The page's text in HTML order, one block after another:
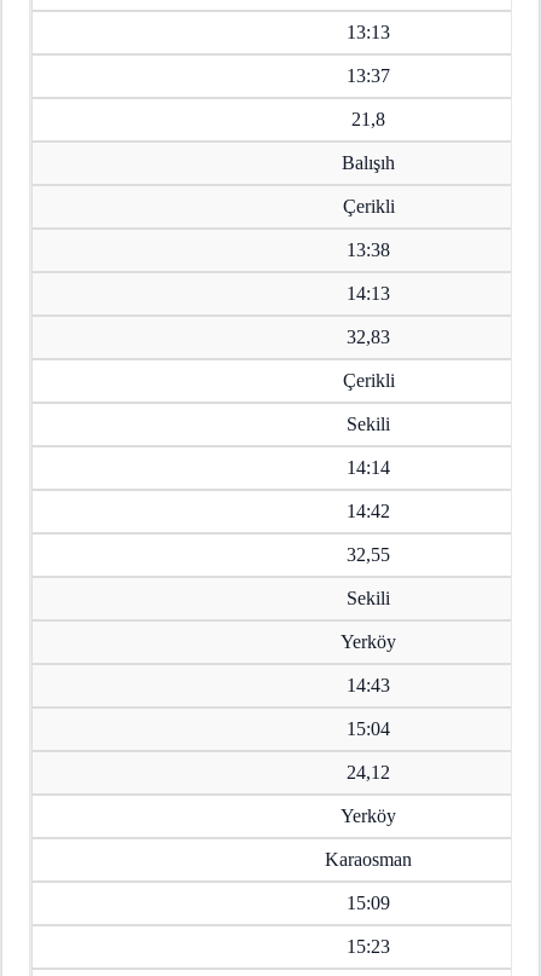
13:13
13:37
21,8
Balışıh
Çerikli
13:38
14:13
32,83
Çerikli
Sekili
14:14
14:42
32,55
Sekili
Yerköy
14:43
15:04
24,12
Yerköy
Karaosman
15:09
15:23